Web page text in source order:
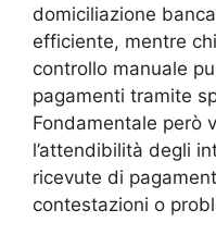
domiciliazione
efficiente, mentre
controllo manuale
pagamenti tramite
Fondamentale però
l’attendibilità degli
ricevute di
contestazioni o